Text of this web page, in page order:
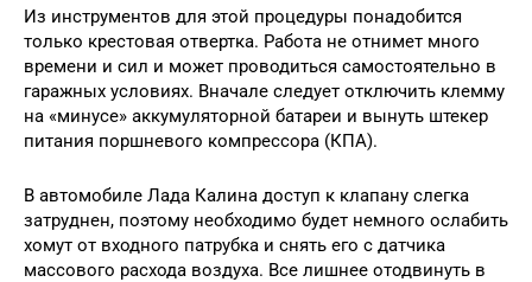
Из инструментов для этой процедуры понадобится
только крестовая отвертка. Работа не отнимет много
времени и сил и может проводиться самостоятельно в
гаражных условиях. Вначале следует отключить клемму
на «минусе» аккумуляторной батареи и вынуть штекер
питания поршневого компрессора (КПА).
В автомобиле Лада Калина доступ к клапану слегка
затруднен, поэтому необходимо будет немного ослабить
хомут от входного патрубка и снять его с датчика
массового расхода воздуха. Все лишнее отодвинуть в